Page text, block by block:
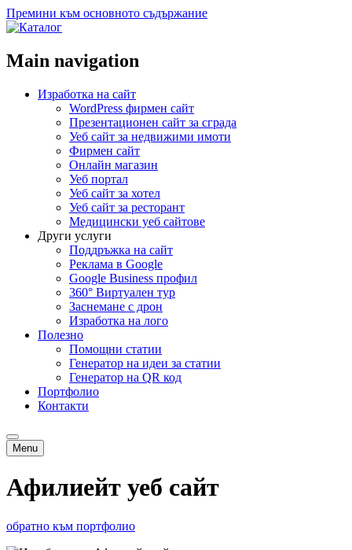
Премини към основното съдържание
Main navigation
Изработка на сайт
WordPress фирмен сайт
Презентационен сайт за сграда
Уеб сайт за недвижими имоти
Фирмен сайт
Онлайн магазин
Уеб портал
Уеб сайт за хотел
Уеб сайт за ресторант
Медицински уеб сайтове
Други услуги
Поддръжка на сайт
Реклама в Google
Google Business профил
360° Виртуален тур
Заснемане с дрон
Изработка на лого
Полезно
Помощни статии
Генератор на идеи за статии
Генератор на QR код
Портфолио
Контакти
Menu
Афилиейт уеб сайт
обратно към портфолио